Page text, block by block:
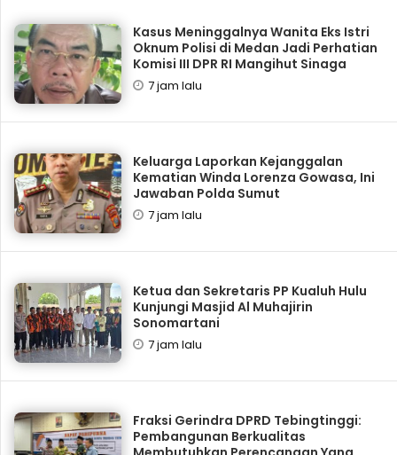
Kasus Meninggalnya Wanita Eks Istri
Oknum Polisi di Medan Jadi Perhatian
Komisi III DPR RI Mangihut Sinaga
7 jam lalu
Keluarga Laporkan Kejanggalan
Kematian Winda Lorenza Gowasa, Ini
Jawaban Polda Sumut
7 jam lalu
Ketua dan Sekretaris PP Kualuh Hulu
Kunjungi Masjid Al Muhajirin
Sonomartani
7 jam lalu
Fraksi Gerindra DPRD Tebingtinggi:
Pembangunan Berkualitas